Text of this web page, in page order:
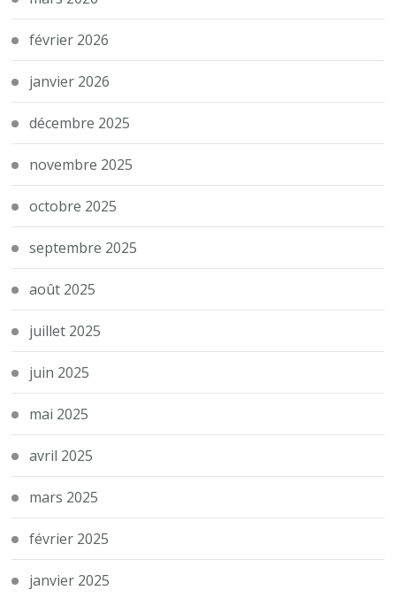
février 2026
janvier 2026
décembre 2025
novembre 2025
octobre 2025
septembre 2025
août 2025
juillet 2025
juin 2025
mai 2025
avril 2025
mars 2025
février 2025
janvier 2025